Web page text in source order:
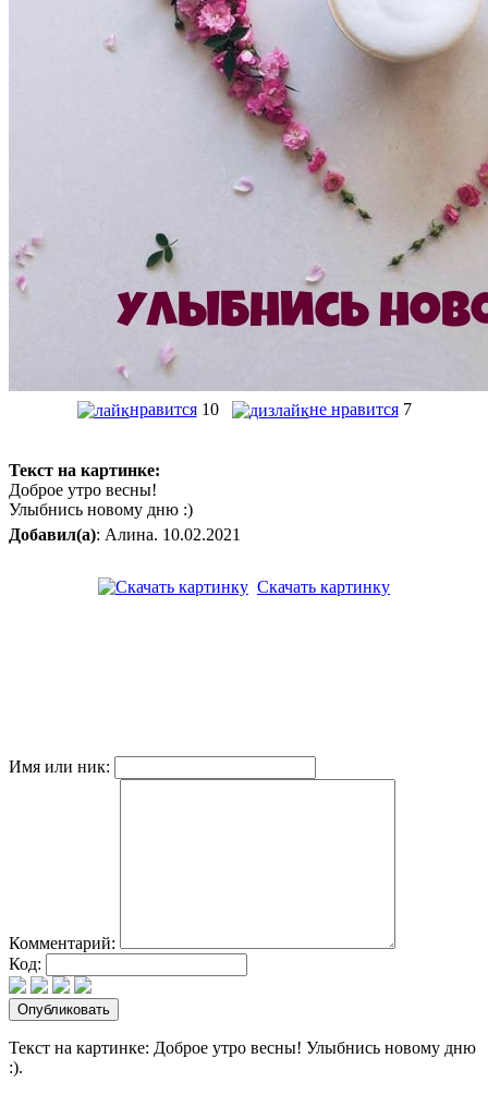
нравится 10 не нравится 7
Текст на картинке:
Доброе утро весны!
Улыбнись новому дню :)
Добавил(а): Алина. 10.02.2021
Скачать картинку
Имя или ник:
Комментарий:
Код:
Текст на картинке: Доброе утро весны! Улыбнись новому дню
:).